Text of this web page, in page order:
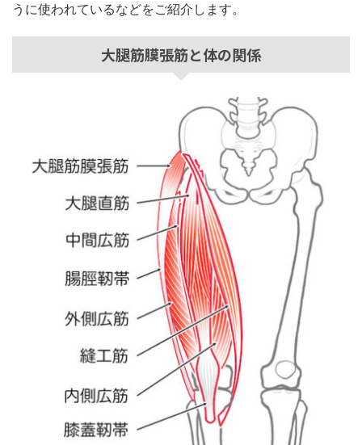
うに使われているなどをご紹介します。
大腿筋膜張筋と体の関係